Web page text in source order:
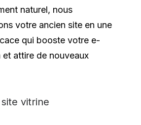
naturel, nous
votre ancien site en une
qui booste votre e-
et attire de nouveaux
vitrine